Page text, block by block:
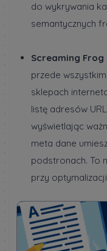
do wykrywania
semantycznych
Screaming Frog
przede
sklepach
listę adresów
wyświetlając
meta dane
podstronach. To
przy